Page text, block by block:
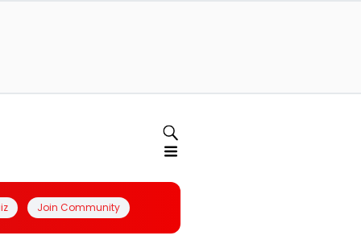
Join Community